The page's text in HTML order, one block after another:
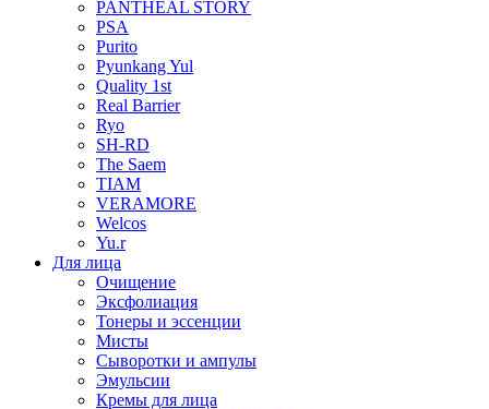
PANTHEAL STORY
PSA
Purito
Pyunkang Yul
Quality 1st
Real Barrier
Ryo
SH-RD
The Saem
TIAM
VERAMORE
Welcos
Yu.r
Для лица
Очищение
Эксфолиация
Тонеры и эссенции
Мисты
Сыворотки и ампулы
Эмульсии
Кремы для лица